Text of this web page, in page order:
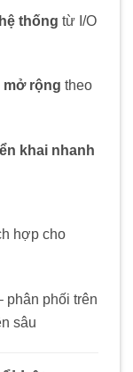
thống từ I/O
mở rộng theo
khai nhanh
hợp cho
phân phối trên
sâu